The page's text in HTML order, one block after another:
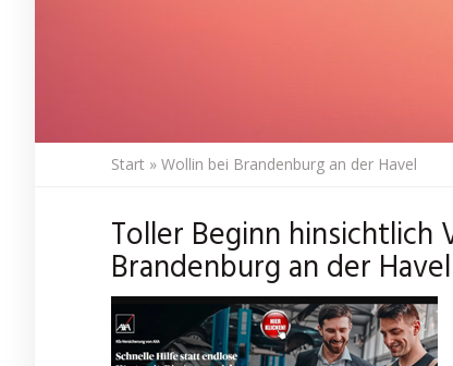
Start » Wollin bei Brandenburg an der Havel
Toller Beginn hinsichtlich
Brandenburg an der